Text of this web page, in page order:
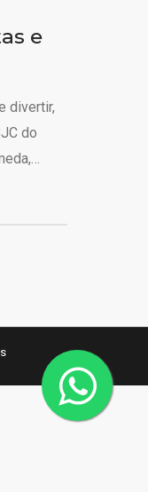
e
divertir,
do